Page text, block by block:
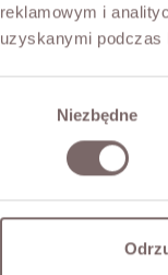
reklamowym i
uzyskanymi podczas
Niezbędne